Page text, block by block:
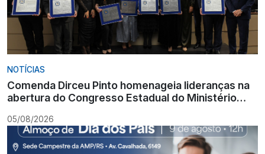
NOTÍCIAS
Comenda Dirceu Pinto homenageia lideranças na
abertura do Congresso Estadual do Ministério
05/08/2026